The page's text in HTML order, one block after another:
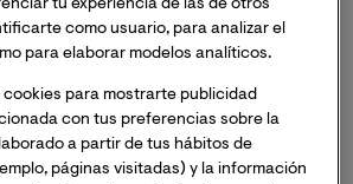
dietética y la nutrición.
para estudiar
que te conviertas en
de éxito
tu experiencia de las de otros
como usuario, para analizar el
para elaborar modelos analíticos.
cookies para mostrarte publicidad
con tus preferencias sobre la
a partir de tus hábitos de
páginas visitadas) y la información